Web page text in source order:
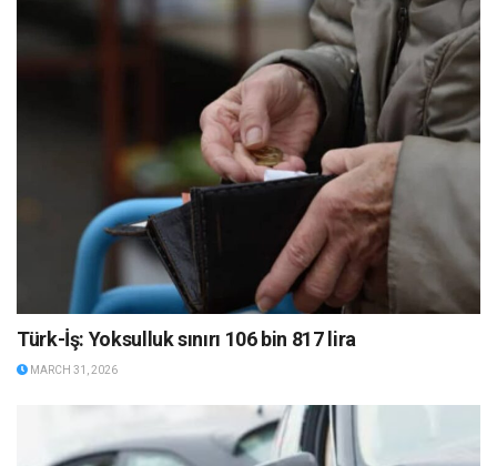
Türk-İş: Yoksulluk sınırı 106 bin 817 lira
MARCH 31, 2026